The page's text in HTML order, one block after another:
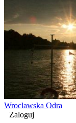
Wroclawska Odra
Zaloguj